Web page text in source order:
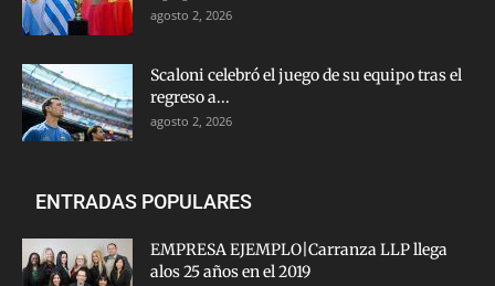
agosto 2, 2026
Scaloni celebró el juego de su equipo tras el
regreso a...
agosto 2, 2026
ENTRADAS POPULARES
EMPRESA EJEMPLO|Carranza LLP llega
alos 25 años en el 2019